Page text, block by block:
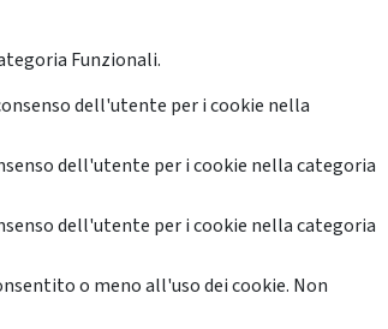
Funzionali.
dell'utente per i cookie nella
dell'utente per i cookie nella categoria
dell'utente per i cookie nella categoria
o meno all'uso dei cookie. Non